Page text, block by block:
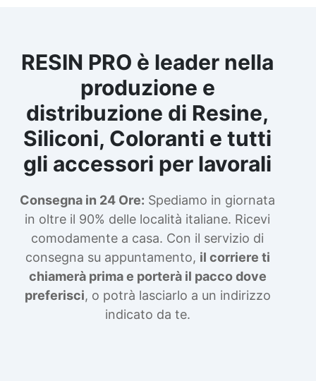
RESIN PRO è leader nella
produzione e
distribuzione di Resine,
Siliconi, Coloranti e tutti
gli accessori per lavorali
Consegna in 24 Ore: Spediamo in giornata
in oltre il 90% delle località italiane. Ricevi
comodamente a casa. Con il servizio di
consegna su appuntamento, il corriere ti
chiamerà prima e porterà il pacco dove
preferisci, o potrà lasciarlo a un indirizzo
indicato da te.